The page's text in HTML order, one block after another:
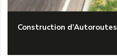
Construction d’Autoroutes